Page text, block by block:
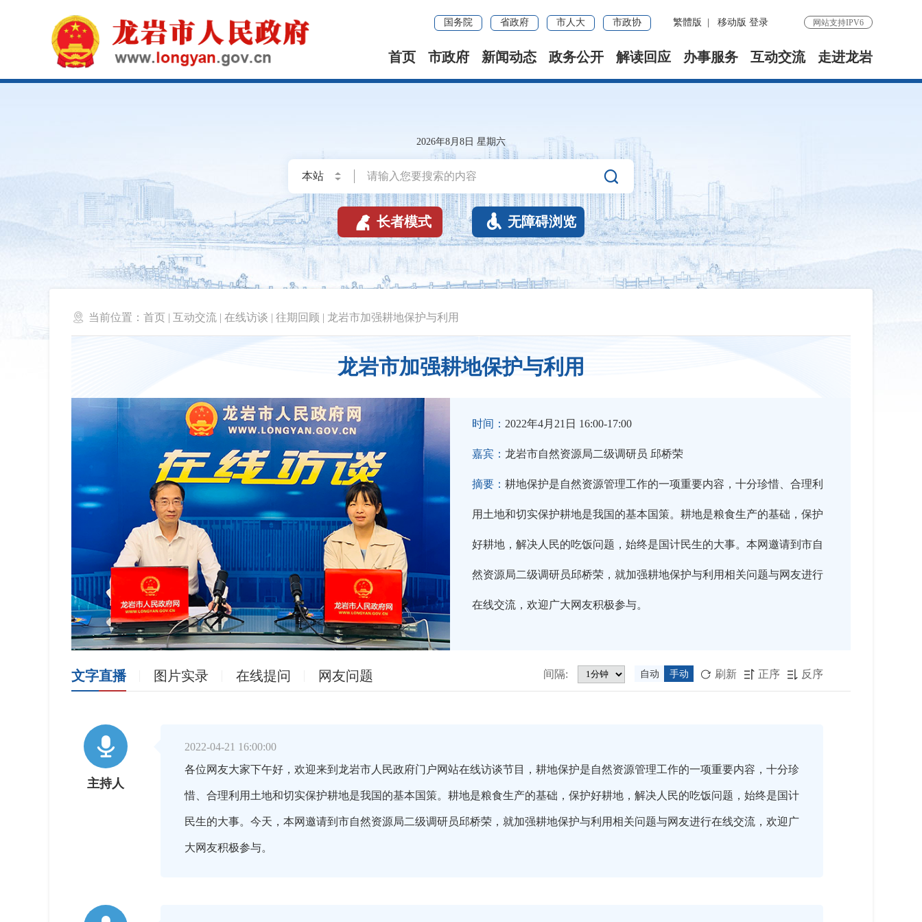
国务院 省政府 市人大 市政协 繁體版 移动版 登录 网站支持IPV6
首页 市政府 新闻动态 政务公开 解读回应 办事服务 互动交流 走进龙岩
2026年8月8日 星期六

 长者模式  无障碍浏览
 当前位置： 首页 | 互动交流 | 在线访谈 | 往期回顾 | 龙岩市加强耕地保护与利用
龙岩市加强耕地保护与利用
时间： 2022年4月21日 16:00-17:00
嘉宾： 龙岩市自然资源局二级调研员 邱桥荣
摘要： 耕地保护是自然资源管理工作的一项重要内容，十分珍惜、合理利
用土地和切实保护耕地是我国的基本国策。耕地是粮食生产的基础，保护
好耕地，解决人民的吃饭问题，始终是国计民生的大事。本网邀请到市自
然资源局二级调研员邱桥荣，就加强耕地保护与利用相关问题与网友进行
在线交流，欢迎广大网友积极参与。
文字直播 图片实录 在线提问 网友问题 间隔: 自动 手动  刷新  正序  反序

主持人
2022-04-21 16:00:00
各位网友大家下午好，欢迎来到龙岩市人民政府门户网站在线访谈节目，耕地保护是自然资源管理工作的一项重要内容，十分珍
惜、合理利用土地和切实保护耕地是我国的基本国策。耕地是粮食生产的基础，保护好耕地，解决人民的吃饭问题，始终是国计
民生的大事。今天，本网邀请到市自然资源局二级调研员邱桥荣，就加强耕地保护与利用相关问题与网友进行在线交流，欢迎广
大网友积极参与。